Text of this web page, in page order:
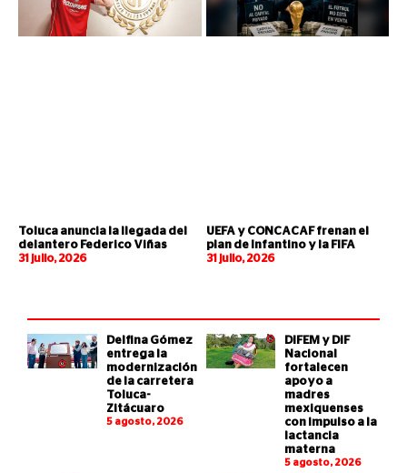
Toluca anuncia la llegada del
delantero Federico Viñas
31 julio, 2026
UEFA y CONCACAF frenan el
plan de Infantino y la FIFA
31 julio, 2026
Delfina Gómez
entrega la
modernización
de la carretera
Toluca-
Zitácuaro
5 agosto, 2026
DIFEM y DIF
Nacional
fortalecen
apoyo a
madres
mexiquenses
con impulso a la
lactancia
materna
5 agosto, 2026